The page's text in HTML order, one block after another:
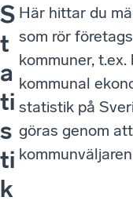
S
t
a
ti
s
ti
k
Här hittar du
som rör
kommuner,
kommunal
statistik på
göras genom